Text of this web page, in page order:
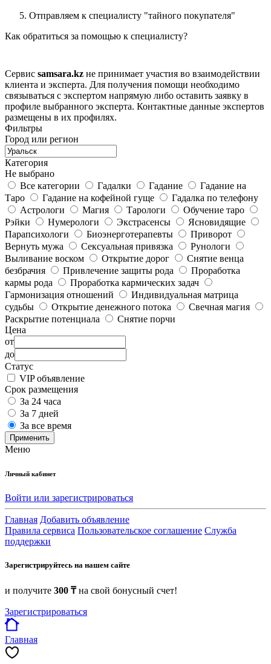
Отправляем к специалисту "тайного покупателя"
Как обратиться за помощью к специалисту?
Сервис samsara.kz не принимает участия во взаимодействии
клиента и эксперта. Для получения помощи необходимо
связываться с экспертом напрямую либо оставить заявку в
профиле выбранного эксперта. Контактные данные экспертов
размещены в их профилях.
Фильтры
Город или регион
Категория
Не выбрано
Все категории
Гадалки Гадание
Гадание на
Таро
Гадание на кофейной гуще
Гадалка по телефону
Астрологи
Магия Тарологи
Обучение таро
Рэйки
Нумерологи Экстрасенсы
Ясновидящие
Парапсихологи
Биоэнерготерапевты
Приворот
Вернуть мужа
Сексуальная привязка
Рунологи
Выливание воском
Открытие дорог
Снятие венца
безбрачия
Привлечение защиты рода
Проработка
кармы рода
Проработка кармических задач
Гармонизация отношений
Индивидуальная матрица
судьбы
Открытие денежного потока
Свечная магия
Раскрытие потенциала
Снятие порчи
Цена
от
до
Статус
VIP объявление
Срок размещения
За 24 часа
За 7 дней
За все время
Применить
Меню
Личный кабинет
Войти или зарегистрироваться
Главная Добавить объявление
Правила сервиса Пользовательское соглашение Служба
поддержки
Зарегистрируйтесь на нашем сайте
и получите 300 ₸на свой бонусный счет!
Зарегистрироваться
Главная